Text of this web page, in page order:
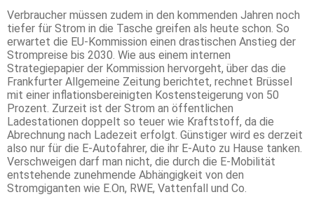
Verbraucher müssen zudem in den kommenden Jahren noch
tiefer für Strom in die Tasche greifen als heute schon. So
erwartet die EU-Kommission einen drastischen Anstieg der
Strompreise bis 2030. Wie aus einem internen
Strategiepapier der Kommission hervorgeht, über das die
Frankfurter Allgemeine Zeitung berichtet, rechnet Brüssel
mit einer inflationsbereinigten Kostensteigerung von 50
Prozent. Zurzeit ist der Strom an öffentlichen
Ladestationen doppelt so teuer wie Kraftstoff, da die
Abrechnung nach Ladezeit erfolgt. Günstiger wird es derzeit
also nur für die E-Autofahrer, die ihr E-Auto zu Hause tanken.
Verschweigen darf man nicht, die durch die E-Mobilität
entstehende zunehmende Abhängigkeit von den
Stromgiganten wie E.On, RWE, Vattenfall und Co.